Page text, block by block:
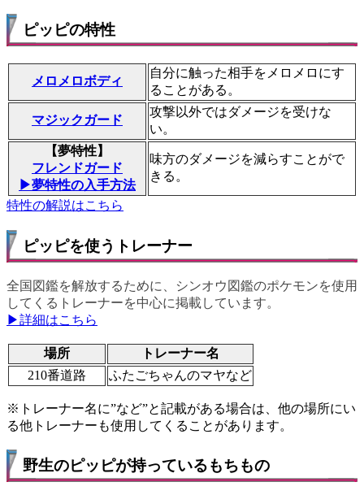
ピッピの特性
メロメロボディ
自分に触った相手をメロメロにす
ることがある。
マジックガード
攻撃以外ではダメージを受けな
い。
【夢特性】
フレンドガード
▶夢特性の入手方法
味方のダメージを減らすことがで
きる。
特性の解説はこちら
ピッピを使うトレーナー
全国図鑑を解放するために、シンオウ図鑑のポケモンを使用
してくるトレーナーを中心に掲載しています。
▶詳細はこちら
場所
トレーナー名
210番道路
ふたごちゃんのマヤなど
※トレーナー名に”など”と記載がある場合は、他の場所にい
る他トレーナーも使用してくることがあります。
野生のピッピが持っているもちもの